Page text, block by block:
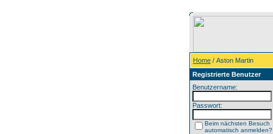
Home / Aston Martin
Registrierte Benutzer
Benutzername:
Passwort:
Beim nächsten Besuch
automatisch anmelden?